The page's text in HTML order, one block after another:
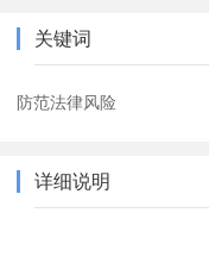
关键词
防范法律风险
详细说明